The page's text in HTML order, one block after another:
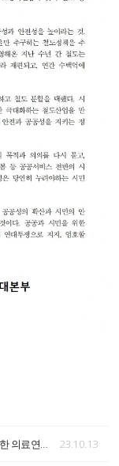
[성명서] 국민과 공공의료를 살리기 위한 의료연대본부의 총파업을 지지한다! 23.10.13